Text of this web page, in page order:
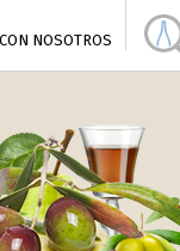
NOSOTROS